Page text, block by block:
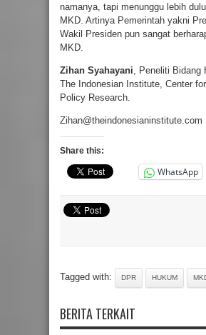
namanya, tapi menunggu lebih
MKD. Artinya Pemerintah yakni
Wakil Presiden pun sangat
MKD.
Zihan Syahayani, Peneliti Bidang
The Indonesian Institute, Center
Policy Research.
Zihan@theindonesianinstitute.com
Share this:
WhatsApp
Tagged with: DPR HUKUM
BERITA TERKAIT